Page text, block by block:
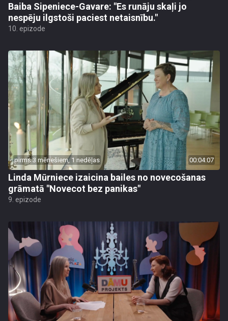
Baiba Sipeniece-Gavare: "Es runāju skaļi jo
nespēju ilgstoši paciest netaisnību."
10. epizode
pirms 3 mēnešiem, 1 nedēļas 00:04:07
Linda Mūrniece izaicina bailes no novecošanas
grāmatā "Novecot bez panikas"
9. epizode